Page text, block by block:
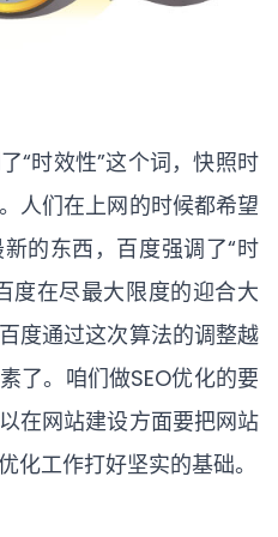
“时效性”这个词，快照时
人们在上网的时候都希望
的东西，百度强调了“时
度在尽最大限度的迎合大
度通过这次算法的调整越
了。咱们做SEO优化的要
在网站建设方面要把网站
化工作打好坚实的基础。